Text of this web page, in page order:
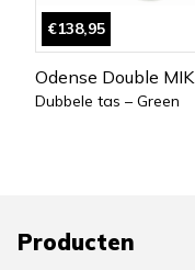
€138,95
Odense Double MIK
Dubbele tas – Green
Producten